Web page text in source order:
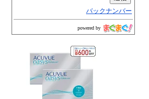
バックナンバー
powered by